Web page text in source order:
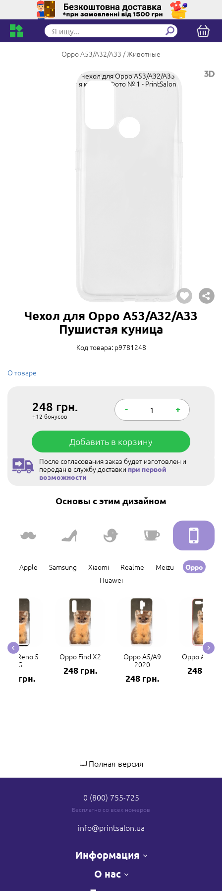
Oppo A53/A32/A33 Животные
Чехол для Oppo A53/A32/A33
Пушистая куница
Код товара: p9781248
О товаре
248 грн.
+12 бонусов
- +
Добавить в корзину
После согласования заказ будет изготовлен и
передан в службу доставки при первой
возможности
Основы с этим дизайном
Apple Samsung Xiaomi Realme Meizu Oppo
Huawei
Reno 5
4G
248 грн.
Oppo Find X2
248 грн.
Oppo A5/A9
2020
248 грн.
Oppo A5s/
248 грн.
Полная версия
0 (800) 755-725
Бесплатно со всех номеров
info@printsalon.ua
Информация
О нас